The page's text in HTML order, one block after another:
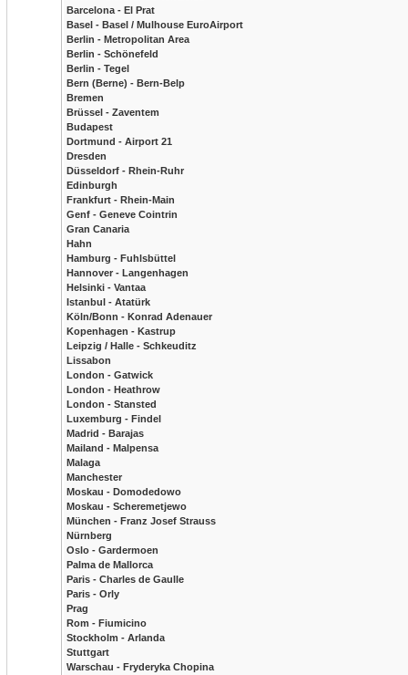
Barcelona - El Prat
Basel - Basel / Mulhouse EuroAirport
Berlin - Metropolitan Area
Berlin - Schönefeld
Berlin - Tegel
Bern (Berne) - Bern-Belp
Bremen
Brüssel - Zaventem
Budapest
Dortmund - Airport 21
Dresden
Düsseldorf - Rhein-Ruhr
Edinburgh
Frankfurt - Rhein-Main
Genf - Geneve Cointrin
Gran Canaria
Hahn
Hamburg - Fuhlsbüttel
Hannover - Langenhagen
Helsinki - Vantaa
Istanbul - Atatürk
Köln/Bonn - Konrad Adenauer
Kopenhagen - Kastrup
Leipzig / Halle - Schkeuditz
Lissabon
London - Gatwick
London - Heathrow
London - Stansted
Luxemburg - Findel
Madrid - Barajas
Mailand - Malpensa
Malaga
Manchester
Moskau - Domodedowo
Moskau - Scheremetjewo
München - Franz Josef Strauss
Nürnberg
Oslo - Gardermoen
Palma de Mallorca
Paris - Charles de Gaulle
Paris - Orly
Prag
Rom - Fiumicino
Stockholm - Arlanda
Stuttgart
Warschau - Fryderyka Chopina